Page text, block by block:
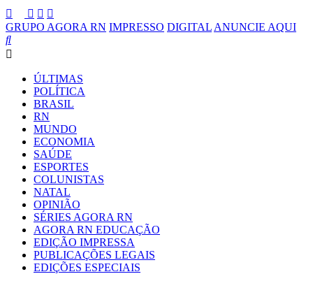
GRUPO AGORA RN IMPRESSO DIGITAL ANUNCIE AQUI
ÚLTIMAS
POLÍTICA
BRASIL
RN
MUNDO
ECONOMIA
SAÚDE
ESPORTES
COLUNISTAS
NATAL
OPINIÃO
SÉRIES AGORA RN
AGORA RN EDUCAÇÃO
EDIÇÃO IMPRESSA
PUBLICAÇÕES LEGAIS
EDIÇÕES ESPECIAIS